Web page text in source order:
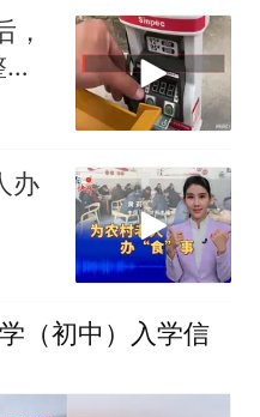
，
办
（初中）入学信